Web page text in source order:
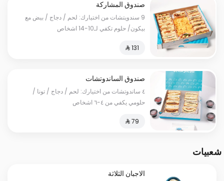
صندوق المشاركة
9 سندويتشات من اختيارك: لحم / دجاج / بيض مع
بيكون/ حلوم تكفي لـ10-14 اشخاص
صندوق الساندوتشات
٤ ساندوتشات من اختيارك: لحم / دجاج / تونا /
حلومي يكفي من ٤-٦ اشخاص
شعبيات
الاجبان الثلاثة